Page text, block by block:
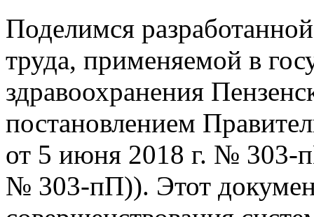
Поделимся
труда, применяемой в
здравоохранения
постановлением
от 5 июня 2018 г. № 303-
№ 303-пП)). Этот